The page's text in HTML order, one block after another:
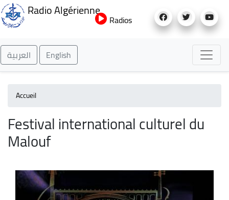
au
Radio Algérienne
Radios
العربية English
Accueil
Festival international culturel du
Malouf